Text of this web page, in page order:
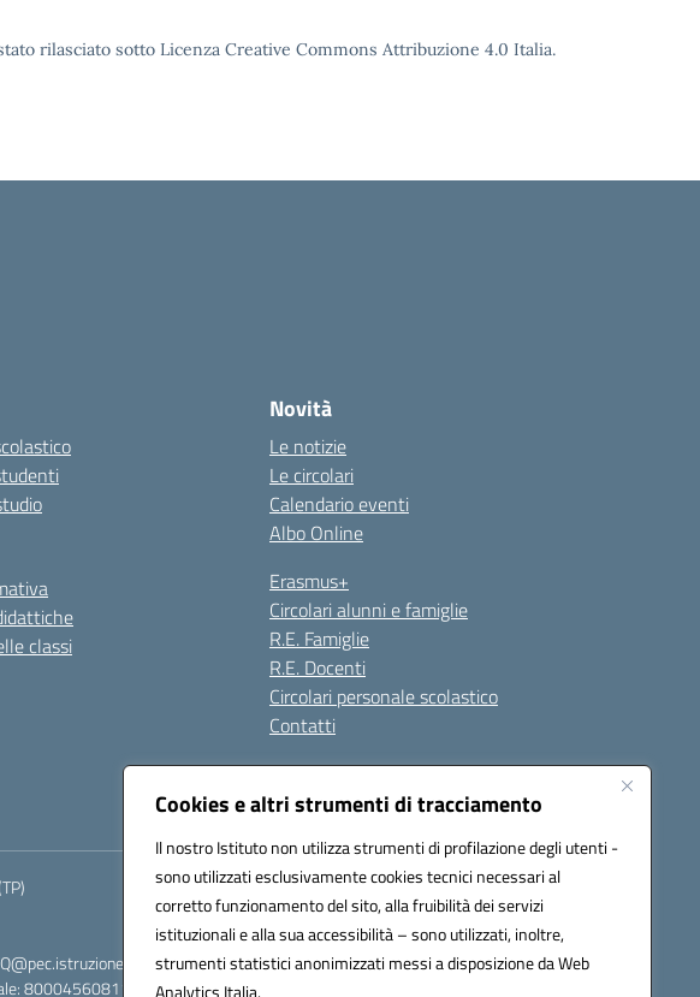
Cookies e altri strumenti di tracciamento
Il nostro Istituto non utilizza strumenti di profilazione degli utenti -
sono utilizzati esclusivamente cookies tecnici necessari al
corretto funzionamento del sito, alla fruibilità dei servizi
istituzionali e alla sua accessibilità – sono utilizzati, inoltre,
strumenti statistici anonimizzati messi a disposizione da Web
Analytics Italia.
rilasciato sotto Licenza Creative Commons Attribuzione 4.0 Italia.
classi
Novità
Le notizie
Le circolari
Calendario eventi
Albo Online
Erasmus+
Circolari alunni e famiglie
R.E. Famiglie
R.E. Docenti
Circolari personale scolastico
Contatti
Seguici su:
80004560811